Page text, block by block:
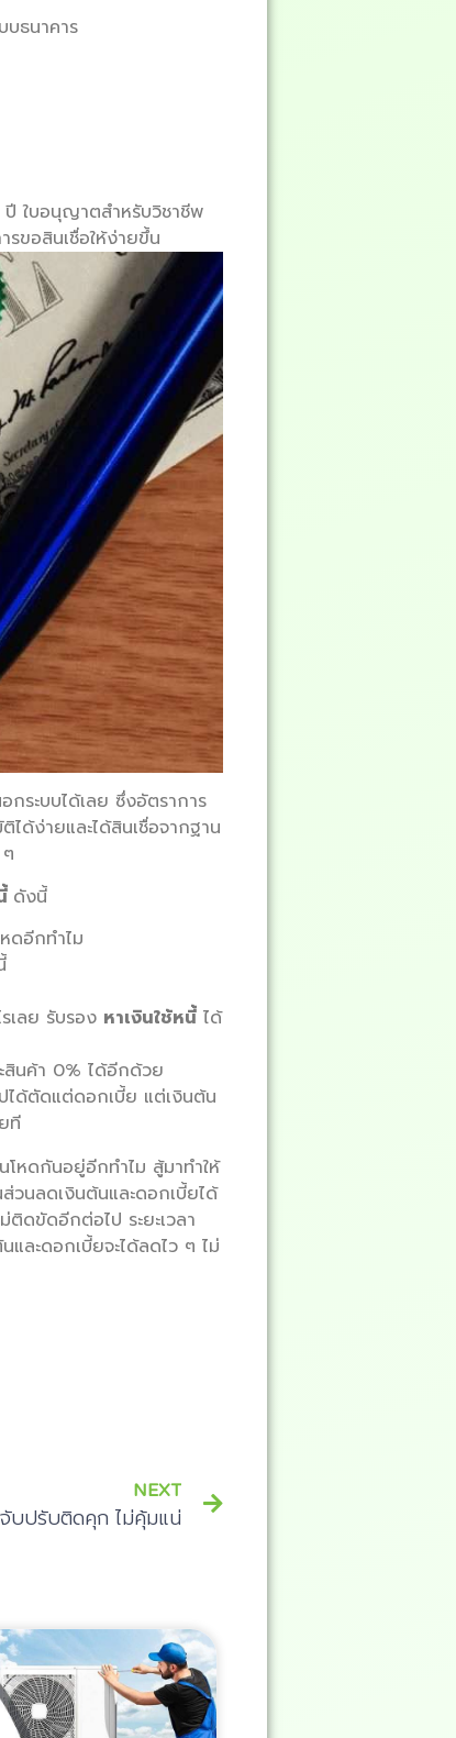
บธนาคาร
ใบอนุญาตสำหรับวิชาชีพ
รขอสินเชื่อให้ง่ายขึ้น
ระบบได้เลย ซึ่งอัตราการ
ด้ง่ายและได้สินเชื่อจากฐาน
ดังนี้
ดอีกทำไม
เลย รับรอง หาเงินใช้หนี้ ได้
สินค้า 0% ได้อีกด้วย
ได้ตัดแต่ดอกเบี้ย แต่เงินต้น
ที
โหดกันอยู่อีกทำไม สู้มาทำให้
วนลดเงินต้นและดอกเบี้ยได้
ติดขัดอีกต่อไป ระยะเวลา
และดอกเบี้ยจะได้ลดไว ๆ ไม่
NEXT
จับปรับติดคุก ไม่คุ้มแน่